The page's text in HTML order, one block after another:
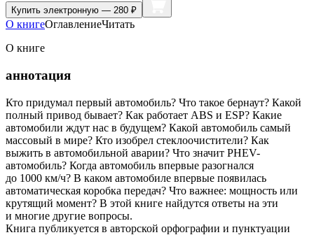
Купить электронную — 280 ₽
О книгеОглавлениеЧитать
О книге
аннотация
Кто придумал первый автомобиль? Что такое бернаут? Какой
полный привод бывает? Как работает ABS и ESP? Какие
автомобили ждут нас в будущем? Какой автомобиль самый
массовый в мире? Кто изобрел стеклоочистители? Как
выжить в автомобильной аварии? Что значит PHEV-
автомобиль? Когда автомобиль впервые разогнался
до 1000 км/ч? В каком автомобиле впервые появилась
автоматическая коробка передач? Что важнее: мощность или
крутящий момент? В этой книге найдутся ответы на эти
и многие другие вопросы.
Книга публикуется в авторской орфографии и пунктуации